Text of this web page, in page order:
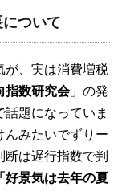
ついて
が、実は消費増税
指数研究会」の発
題になっていま
んみたいでずりー
は遅行指数で判
「好景気は去年の夏